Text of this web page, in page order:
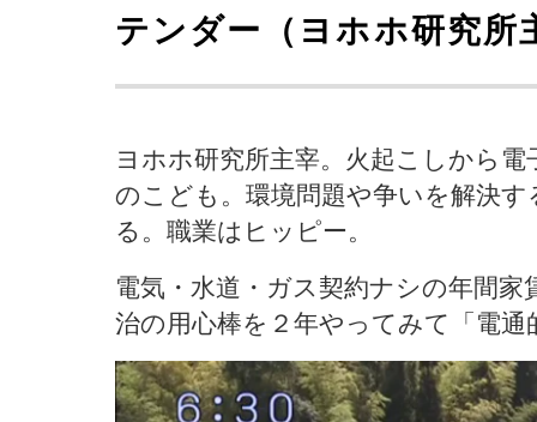
テンダー（ヨホホ研究所
ヨホホ研究所主宰。火起こしから
のこども。環境問題や争いを解決
る。職業はヒッピー。
電気・水道・ガス契約ナシの年間
治の用心棒を２年やってみて「電